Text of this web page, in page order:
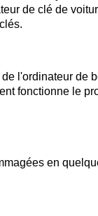
de clé de
l'ordinateur de
fonctionne le
en